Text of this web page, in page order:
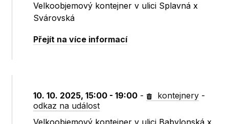
Velkoobjemový kontejner v ulici Splavná x
Svárovská
Přejít na více informací
10. 10. 2025, 15:00 - 19:00 - kontejnery -
odkaz na událost
Velkoobjemový kontejner v ulici Babylonská x